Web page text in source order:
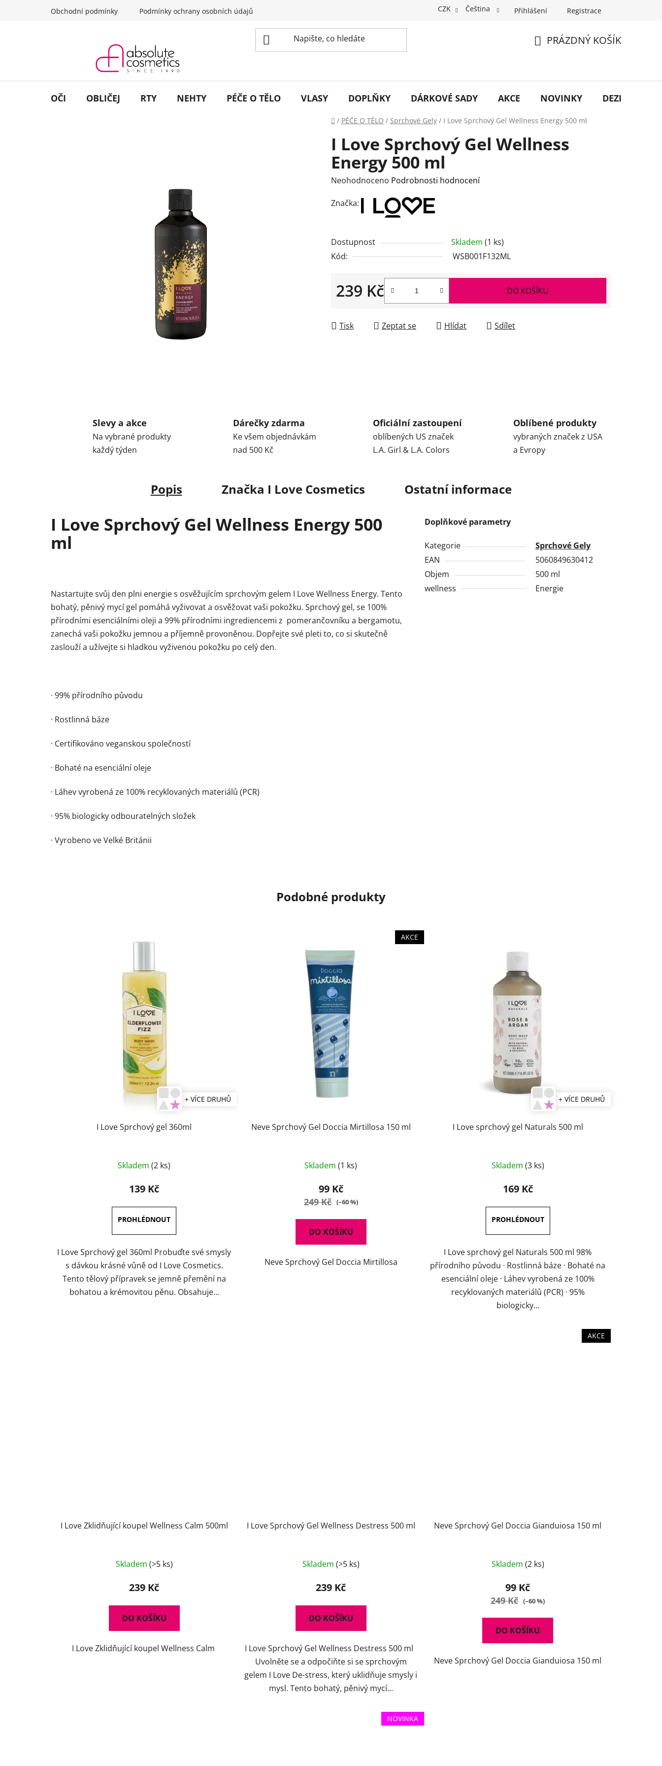
Obchodní podmínky Podmínky ochrany osobních údajů CZK Čeština Přihlášení Registrace
PRÁZDNÝ KOŠÍK
OČI OBLIČEJ RTY NEHTY PÉČE O TĚLO VLASY DOPLŇKY DÁRKOVÉ SADY AKCE NOVINKY DEZINFEKCE
Domů
/ PÉČE O TĚLO / Sprchové Gely / I Love Sprchový Gel Wellness Energy 500 ml
I Love Sprchový Gel Wellness
Energy 500 ml
Průměrné
produktu
z
5
Neohodnoceno Podrobnosti hodnocení
Značka:
Dostupnost Skladem (1 ks)
Kód:
WSB001F132ML
239 Kč DO KOŠÍKU
Tisk Zeptat se Hlídat Sdílet
Slevy a akce
Na vybrané produkty
každý týden
Dárečky zdarma
Ke všem objednávkám
nad 500 Kč
Oficiální zastoupení
oblíbených US značek
L.A. Girl & L.A. Colors
Oblíbené produkty
vybraných značek z USA
a Evropy
Popis Značka I Love Cosmetics Ostatní informace
I Love Sprchový Gel Wellness Energy 500
ml
Nastartujte svůj den plni energie s osvěžujícím sprchovým gelem I Love Wellness Energy. Tento
bohatý, pěnivý mycí gel pomáhá vyživovat a osvěžovat vaši pokožku. Sprchový gel, se 100%
přírodními esenciálními oleji a 99% přírodními ingrediencemi z pomerančovníku a bergamotu,
zanechá vaši pokožku jemnou a příjemně provoněnou. Dopřejte své pleti to, co si skutečně
zaslouží a užívejte si hladkou vyživenou pokožku po celý den.
· 99% přírodního původu
· Rostlinná báze
· Certifikováno veganskou společností
· Bohaté na esenciální oleje
· Láhev vyrobená ze 100% recyklovaných materiálů (PCR)
· 95% biologicky odbouratelných složek
· Vyrobeno ve Velké Británii
Doplňkové parametry
Kategorie
Sprchové Gely
EAN
5060849630412
Objem
500 ml
wellness
Energie
Podobné produkty
+ VÍCE DRUHŮ
I Love Sprchový gel 360ml
hodnocení
produktu
3,7
z
5
hvězdiček.
Skladem(2 ks)
139 Kč
I Love Sprchový gel 360ml Probuďte své smysly
s dávkou krásné vůně od I Love Cosmetics.
Tento tělový přípravek se jemně přemění na
bohatou a krémovitou pěnu. Obsahuje...
AKCE
Neve Sprchový Gel Doccia Mirtillosa 150 ml
Skladem(1 ks)
99 Kč
249 Kč (–60 %)
DO KOŠÍKU
Neve Sprchový Gel Doccia Mirtillosa
+ VÍCE DRUHŮ
I Love sprchový gel Naturals 500 ml
Skladem (3 ks)
169 Kč
I Love sprchový gel Naturals 500 ml 98%
přírodního původu · Rostlinná báze · Bohaté na
esenciální oleje · Láhev vyrobená ze 100%
recyklovaných materiálů (PCR) · 95%
biologicky...
I Love Zklidňující koupel Wellness Calm 500ml
Skladem (>5 ks)
239 Kč
DO KOŠÍKU
I Love Zklidňující koupel Wellness Calm
I Love Sprchový Gel Wellness Destress 500 ml
hodnocení
produktu
5,0
z
hvězdiček.
Skladem (>5 ks)
239 Kč
DO KOŠÍKU
I Love Sprchový Gel Wellness Destress 500 ml
Uvolněte se a odpočiňte si se sprchovým
gelem I Love De-stress, který uklidňuje smysly i
mysl. Tento bohatý, pěnivý mycí...
AKCE
Neve Sprchový Gel Doccia Gianduiosa 150 ml
Skladem (2 ks)
99 Kč
249 Kč (–60 %)
DO KOŠÍKU
Neve Sprchový Gel Doccia Gianduiosa 150 ml
NOVINKA